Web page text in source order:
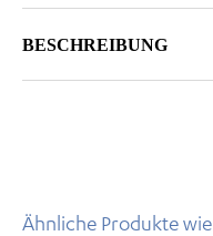
BESCHREIBUNG
Ähnliche Produkte wie